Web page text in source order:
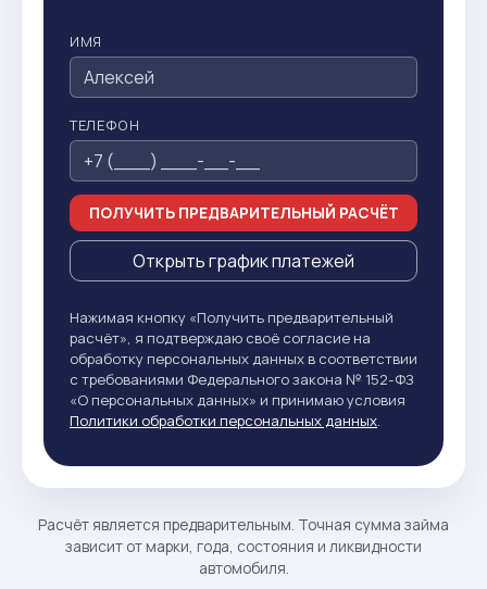
ИМЯ
ТЕЛЕФОН
ПОЛУЧИТЬ ПРЕДВАРИТЕЛЬНЫЙ РАСЧЁТ
Открыть график платежей
Нажимая кнопку «Получить предварительный
расчёт», я подтверждаю своё согласие на
обработку персональных данных в соответствии
с требованиями Федерального закона № 152-ФЗ
«О персональных данных» и принимаю условия
Политики обработки персональных данных.
Расчёт является предварительным. Точная сумма займа
зависит от марки, года, состояния и ликвидности
автомобиля.